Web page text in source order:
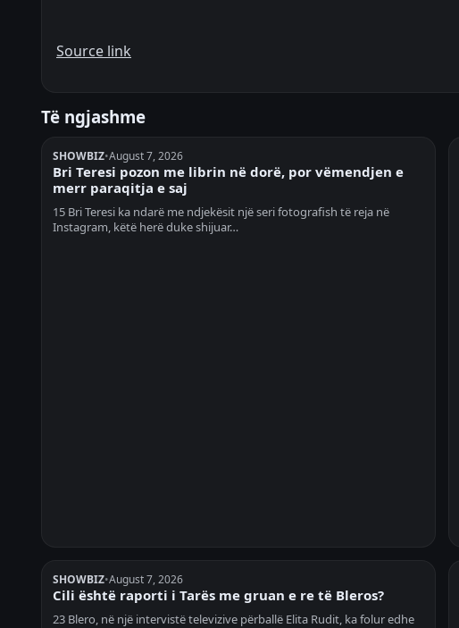
Source link
Të ngjashme
SHOWBIZ•August 7, 2026
Bri Teresi pozon me librin në dorë, por vëmendjen e
merr paraqitja e saj
15 Bri Teresi ka ndarë me ndjekësit një seri fotografish të reja në
Instagram, këtë herë duke shijuar…
SHOWBIZ•August 7, 2026
Cili është raporti i Tarës me gruan e re të Bleros?
23 Blero, në një intervistë televizive përballë Elita Rudit, ka folur edhe